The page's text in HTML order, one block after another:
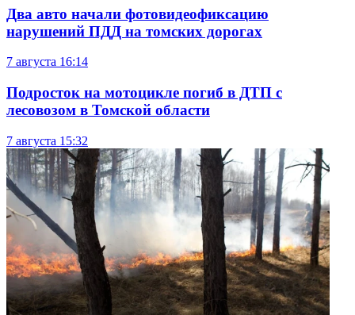
Два авто начали фотовидеофиксацию
нарушений ПДД на томских дорогах
7 августа 16:14
Подросток на мотоцикле погиб в ДТП с
лесовозом в Томской области
7 августа 15:32